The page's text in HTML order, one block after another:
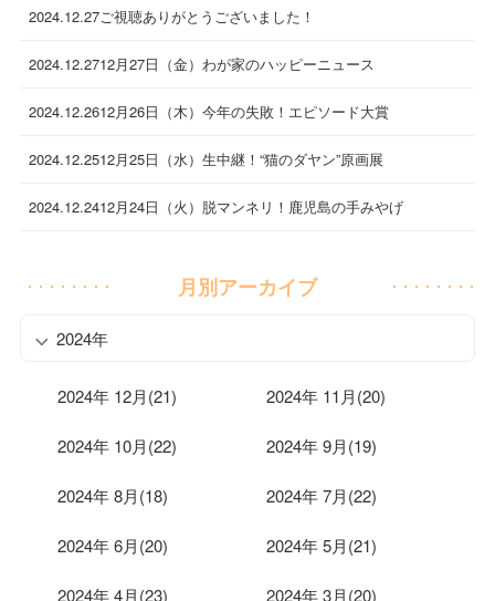
2024.12.27ご視聴ありがとうございました！
2024.12.2712月27日（金）わが家のハッピーニュース
2024.12.2612月26日（木）今年の失敗！エピソード大賞
2024.12.2512月25日（水）生中継！“猫のダヤン”原画展
2024.12.2412月24日（火）脱マンネリ！鹿児島の手みやげ
月別アーカイブ
2024年
2024年 12月(21) 2024年 11月(20)
2024年 10月(22) 2024年 9月(19)
2024年 8月(18) 2024年 7月(22)
2024年 6月(20) 2024年 5月(21)
2024年 4月(23) 2024年 3月(20)